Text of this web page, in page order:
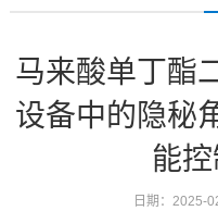
马来酸单丁酯
设备中的隐秘
能
日期：2025-